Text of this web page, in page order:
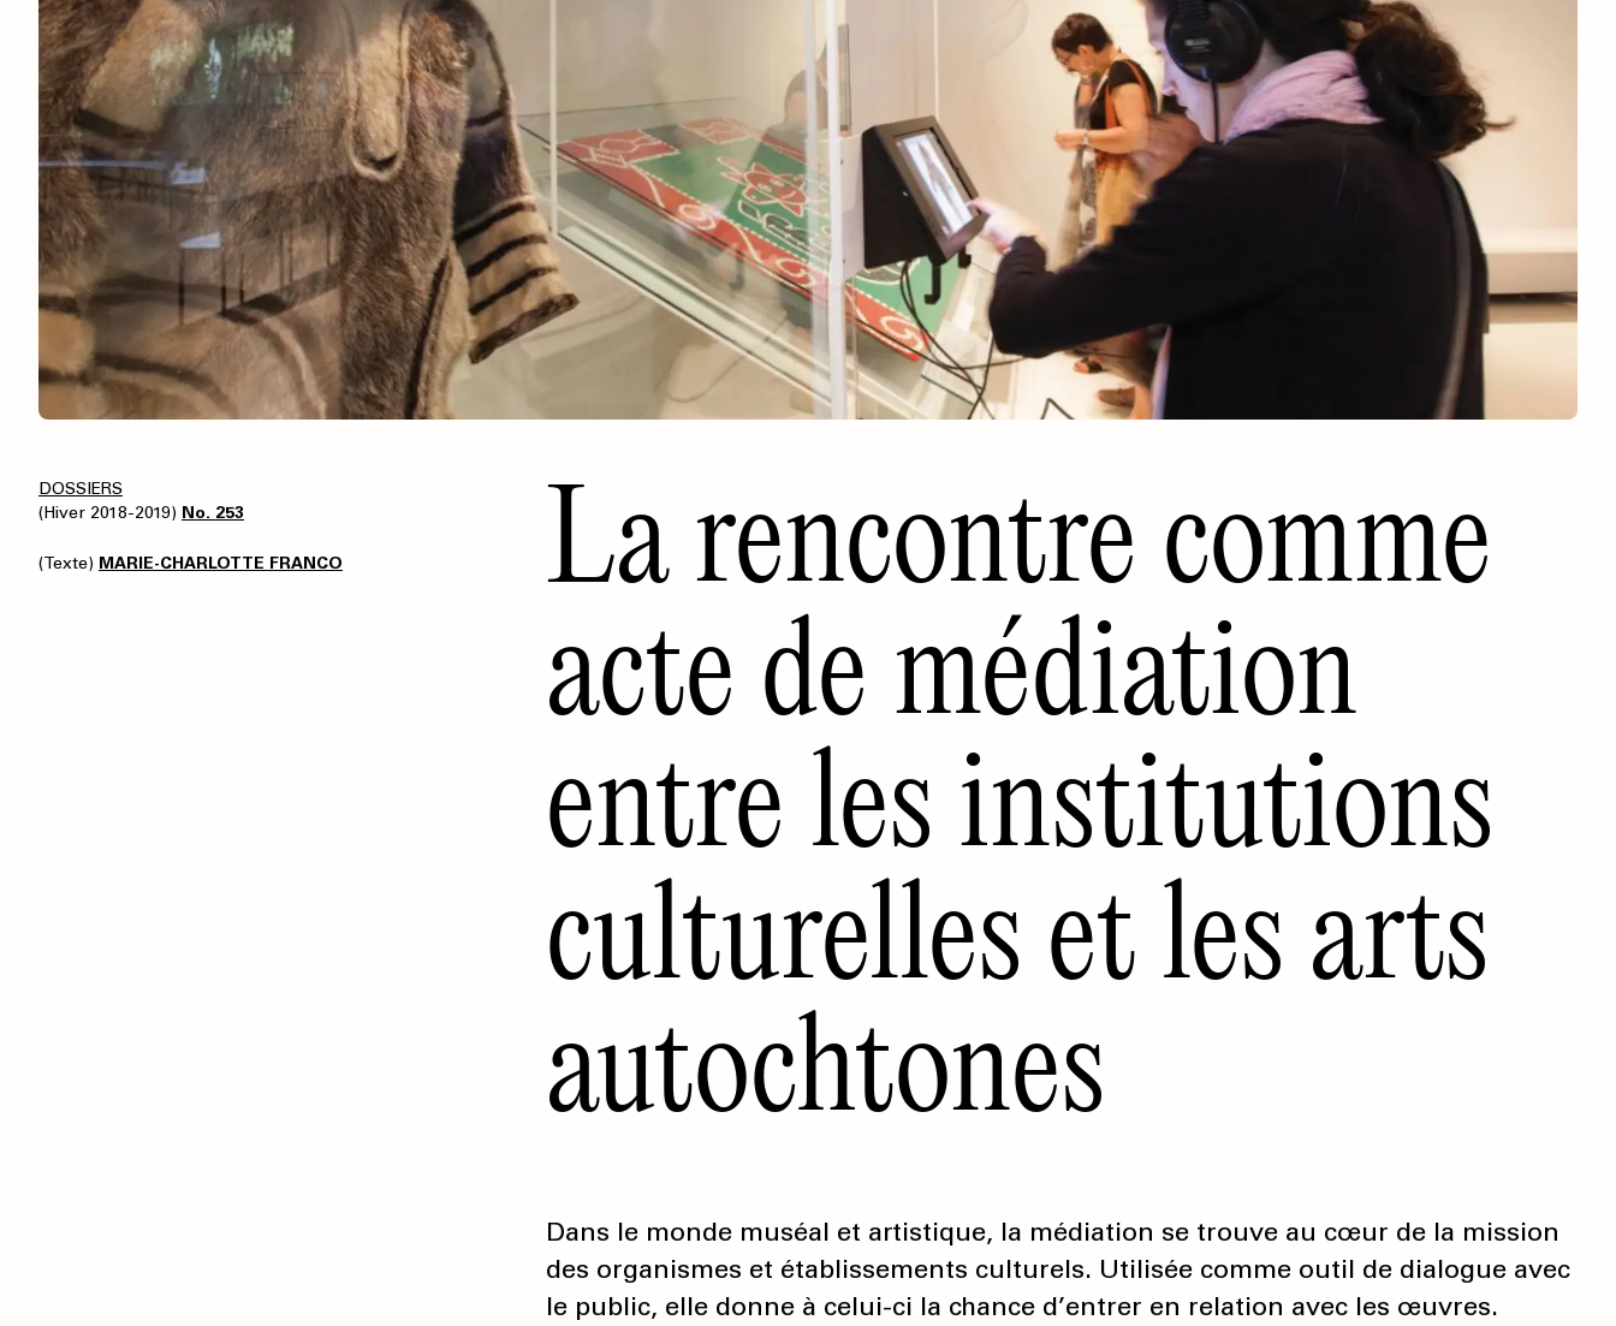
DOSSIERS
(Hiver 2018-2019) No. 253
(Texte) MARIE-CHARLOTTE FRANCO
La rencontre comme
acte de médiation
entre les institutions
culturelles et les arts
autochtones
Dans le monde muséal et artistique, la médiation se trouve au cœur de la mission
des organismes et établissements culturels. Utilisée comme outil de dialogue avec
le public, elle donne à celui-ci la chance d’entrer en relation avec les œuvres.